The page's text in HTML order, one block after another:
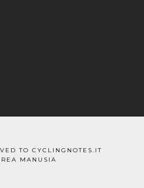
TO CYCLINGNOTES.IT
MANUSIA